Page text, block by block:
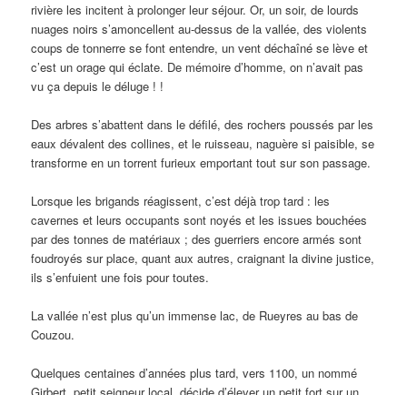
rivière les incitent à prolonger leur séjour. Or, un soir, de lourds
nuages noirs s’amoncellent au-dessus de la vallée, des violents
coups de tonnerre se font entendre, un vent déchaîné se lève et
c’est un orage qui éclate. De mémoire d’homme, on n’avait pas
vu ça depuis le déluge ! !
Des arbres s’abattent dans le défilé, des rochers poussés par les
eaux dévalent des collines, et le ruisseau, naguère si paisible, se
transforme en un torrent furieux emportant tout sur son passage.
Lorsque les brigands réagissent, c’est déjà trop tard : les
cavernes et leurs occupants sont noyés et les issues bouchées
par des tonnes de matériaux ; des guerriers encore armés sont
foudroyés sur place, quant aux autres, craignant la divine justice,
ils s’enfuient une fois pour toutes.
La vallée n’est plus qu’un immense lac, de Rueyres au bas de
Couzou.
Quelques centaines d’années plus tard, vers 1100, un nommé